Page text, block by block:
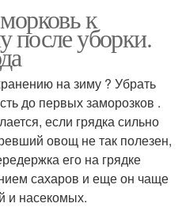
к
после уборки.
на зиму ? Убрать
до первых заморозков .
если грядка сильно
овощ не так полезен,
его на грядке
сахаров и еще он чаще
и насекомых.